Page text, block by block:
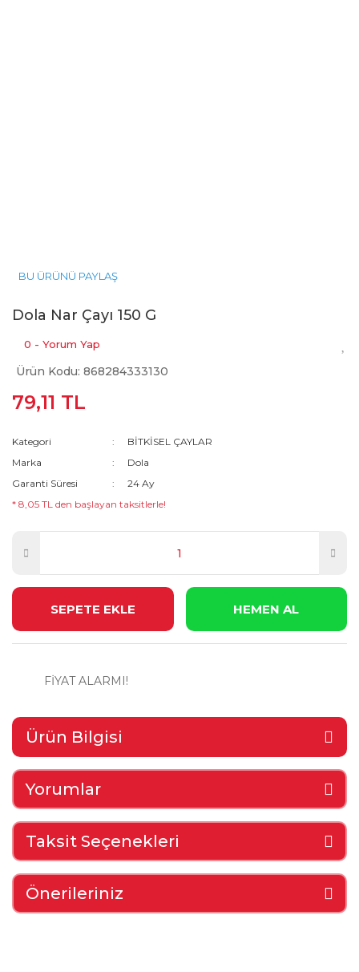
BU ÜRÜNÜ PAYLAŞ
Dola Nar Çayı 150 G
0 - Yorum Yap
Ürün Kodu: 868284333130
79,11 TL
Kategori
BİTKİSEL ÇAYLAR
Marka
Dola
Garanti Süresi
24 Ay
* 8,05 TL den başlayan taksitlerle!
SEPETE EKLE HEMEN AL
FİYAT ALARMI!
Ürün Bilgisi
Yorumlar
Taksit Seçenekleri
Önerileriniz